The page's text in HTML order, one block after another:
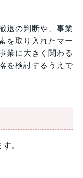
退の判断や、事業
を取り入れたマー
業に大きく関わる
を検討するうえで
。